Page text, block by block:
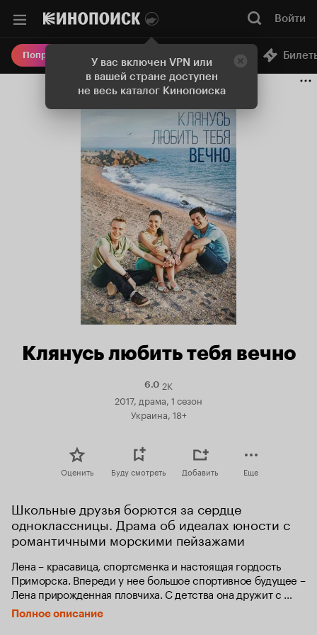
У вас включен VPN или
в вашей стране доступен
не весь каталог Кинопоиска
Войти
Попробовать Плюс Онлайн-кинотеатр
Клянусь любить тебя вечно
6.0Рейтинг
Кинопоиска
2K
2017, драма, 1 сезон
Украина, 18+
Оценить Буду смотреть Добавить Еще
Школьные друзья борются за сердце
одноклассницы. Драма об идеалах юности с
романтичными морскими пейзажами
Лена – красавица, спортсменка и настоящая гордость
Приморска. Впереди у нее большое спортивное будущее –
Лена прирожденная пловчиха. С детства она дружит с
Жекой и Пашкой. Когда-то давно ребята поклялись, что
всегда будут вместе и никогда не предадут друг друга. Но
Полное описание